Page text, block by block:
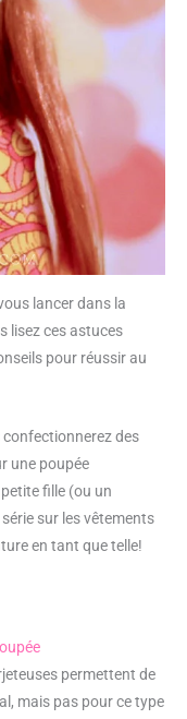
lancer dans la
lisez ces astuces
pour réussir au
confectionnerez des
une poupée
fille (ou un
sur les vêtements
en tant que telle!
permettent de
mais pas pour ce type